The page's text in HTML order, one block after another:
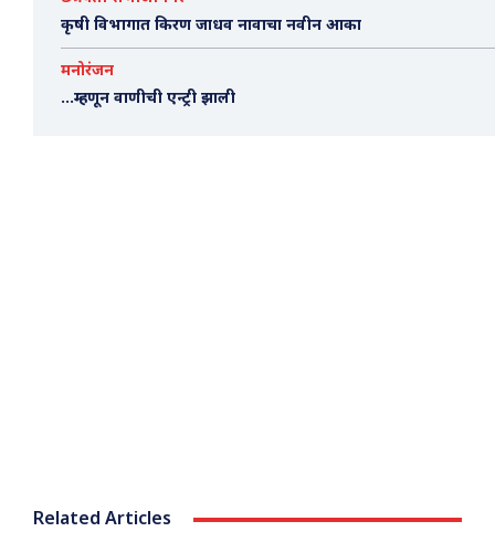
कृषी विभागात किरण जाधव नावाचा नवीन आका
मनोरंजन
…म्हणून वाणीची एन्ट्री झाली
Related Articles